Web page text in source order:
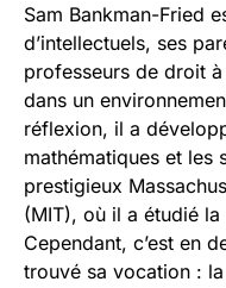
Sam Bankman-Fried
d’intellectuels, ses
professeurs de droit
dans un
réflexion, il a
mathématiques et les
prestigieux
(MIT), où il a étudié
Cependant, c’est en
trouvé sa vocation :